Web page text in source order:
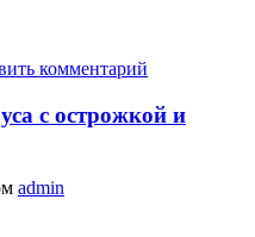
комментарий
с острожкой и
admin